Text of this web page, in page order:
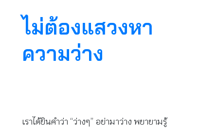
ไม่ต้องแสวงหา
ความว่าง
เราได้ยินคำว่า “ว่างๆ” อย่ามาว่าง พยายามรู้